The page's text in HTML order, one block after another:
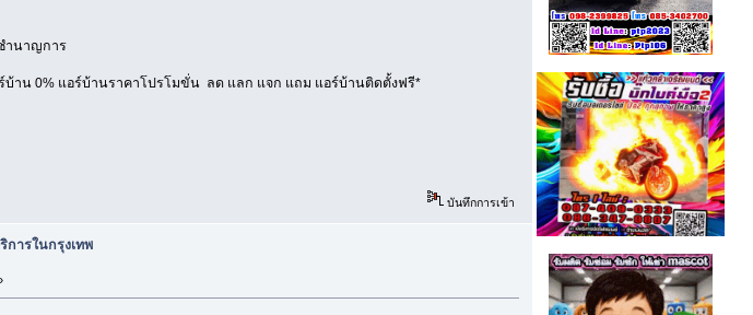
ำนาญการ
าน 0% แอร์บ้านราคาโปรโมขั่น ลด แลก แจก แถม แอร์บ้านติดตั้งฟรี*
บันทึกการเข้า
การในกรุงเทพ